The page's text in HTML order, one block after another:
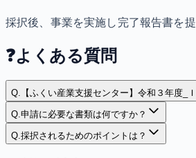
採択後、事業を実施し完了報告書を提
❓よくある質問
Q. 【ふくい産業支援センター】令和３年度_
Q.申請に必要な書類は何ですか？
Q.採択されるためのポイントは？